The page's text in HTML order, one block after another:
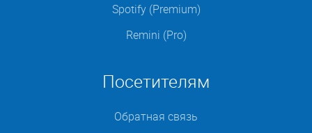
Spotify (Premium)
Remini (Pro)
Посетителям
Обратная связь